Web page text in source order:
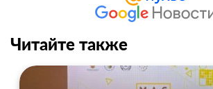
Читайте также